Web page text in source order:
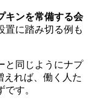
キンを常備する会
置に踏み切る例も
と同じようにナプ
えれば、働く人た
す。